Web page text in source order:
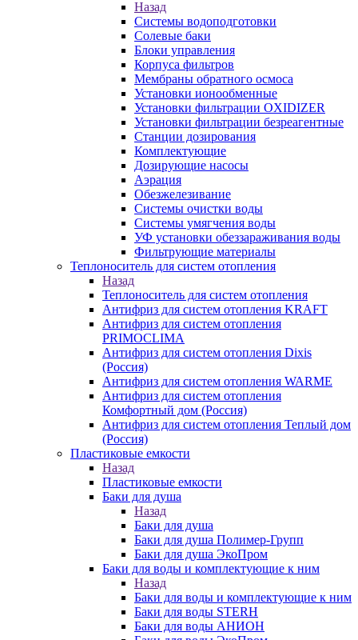
Назад
Системы водоподготовки
Солевые баки
Блоки управления
Корпуса фильтров
Мембраны обратного осмоса
Установки ионообменные
Установки фильтрации OXIDIZER
Установки фильтрации безреагентные
Станции дозирования
Комплектующие
Дозирующие насосы
Аэрация
Обезжелезивание
Системы очистки воды
Системы умягчения воды
УФ установки обеззараживания воды
Фильтрующие материалы
Теплоноситель для систем отопления
Назад
Теплоноситель для систем отопления
Антифриз для систем отопления KRAFT
Антифриз для систем отопления
PRIMOCLIMA
Антифриз для систем отопления Dixis
(Россия)
Антифриз для систем отопления WARME
Антифриз для систем отопления
Комфортный дом (Россия)
Антифриз для систем отопления Теплый дом
(Россия)
Пластиковые емкости
Назад
Пластиковые емкости
Баки для душа
Назад
Баки для душа
Баки для душа Полимер-Групп
Баки для душа ЭкоПром
Баки для воды и комплектующие к ним
Назад
Баки для воды и комплектующие к ним
Баки для воды STERH
Баки для воды АНИОН